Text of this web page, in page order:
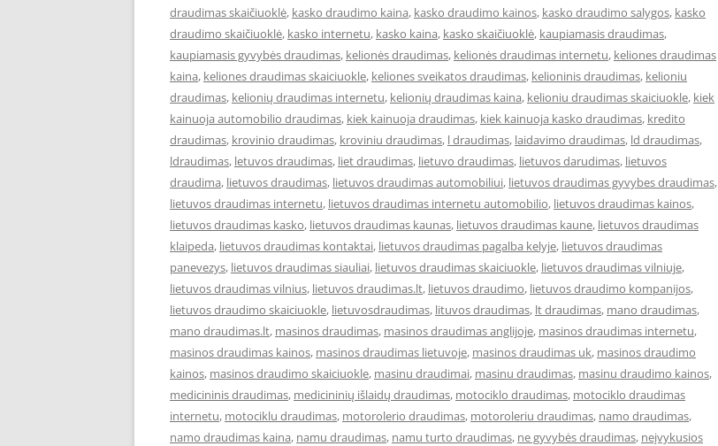
draudimas skaičiuoklė, kasko draudimo kaina, kasko draudimo kainos, kasko draudimo salygos, kasko
draudimo skaičiuoklė, kasko internetu, kasko kaina, kasko skaičiuoklė, kaupiamasis draudimas,
kaupiamasis gyvybės draudimas, kelionės draudimas, kelionės draudimas internetu, keliones draudimas
kaina, keliones draudimas skaiciuokle, keliones sveikatos draudimas, kelioninis draudimas, kelioniu
draudimas, kelionių draudimas internetu, kelionių draudimas kaina, kelioniu draudimas skaiciuokle, kiek
kainuoja automobilio draudimas, kiek kainuoja draudimas, kiek kainuoja kasko draudimas, kredito
draudimas, krovinio draudimas, kroviniu draudimas, l draudimas, laidavimo draudimas, ld draudimas,
ldraudimas, letuvos draudimas, liet draudimas, lietuvo draudimas, lietuvos darudimas, lietuvos
draudima, lietuvos draudimas, lietuvos draudimas automobiliui, lietuvos draudimas gyvybes draudimas,
lietuvos draudimas internetu, lietuvos draudimas internetu automobilio, lietuvos draudimas kainos,
lietuvos draudimas kasko, lietuvos draudimas kaunas, lietuvos draudimas kaune, lietuvos draudimas
klaipeda, lietuvos draudimas kontaktai, lietuvos draudimas pagalba kelyje, lietuvos draudimas
panevezys, lietuvos draudimas siauliai, lietuvos draudimas skaiciuokle, lietuvos draudimas vilniuje,
lietuvos draudimas vilnius, lietuvos draudimas.lt, lietuvos draudimo, lietuvos draudimo kompanijos,
lietuvos draudimo skaiciuokle, lietuvosdraudimas, lituvos draudimas, lt draudimas, mano draudimas,
mano draudimas.lt, masinos draudimas, masinos draudimas anglijoje, masinos draudimas internetu,
masinos draudimas kainos, masinos draudimas lietuvoje, masinos draudimas uk, masinos draudimo
kainos, masinos draudimo skaiciuokle, masinu draudimai, masinu draudimas, masinu draudimo kainos,
medicininis draudimas, medicininių išlaidų draudimas, motociklo draudimas, motociklo draudimas
internetu, motociklu draudimas, motorolerio draudimas, motoroleriu draudimas, namo draudimas,
namo draudimas kaina, namu draudimas, namu turto draudimas, ne gyvybės draudimas, neįvykusios